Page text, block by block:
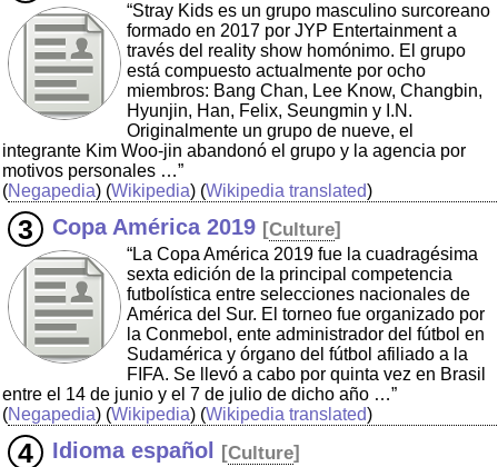
“Stray Kids es un grupo masculino surcoreano
formado en 2017 por JYP Entertainment a
través del reality show homónimo. El grupo
está compuesto actualmente por ocho
miembros: Bang Chan, Lee Know, Changbin,
Hyunjin, Han, Felix, Seungmin y I.N.
Originalmente un grupo de nueve, el
integrante Kim Woo-jin abandonó el grupo y la agencia por
motivos personales …”
(Negapedia) (Wikipedia) (Wikipedia translated)
Copa América 2019 [Culture]
“La Copa América 2019 fue la cuadragésima
sexta edición de la principal competencia
futbolística entre selecciones nacionales de
América del Sur. El torneo fue organizado por
la Conmebol, ente administrador del fútbol en
Sudamérica y órgano del fútbol afiliado a la
FIFA. Se llevó a cabo por quinta vez en Brasil
entre el 14 de junio y el 7 de julio de dicho año …”
(Negapedia) (Wikipedia) (Wikipedia translated)
Idioma español [Culture]